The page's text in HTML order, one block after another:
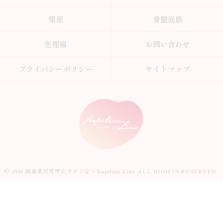
頻尿 骨盤底筋
生理痛 お問い合わせ
プライバシーポリシー サイトマップ
© 2026 岐阜県可児市のサロンならKapilina.Lino ALL RIGHTS RESERVED.